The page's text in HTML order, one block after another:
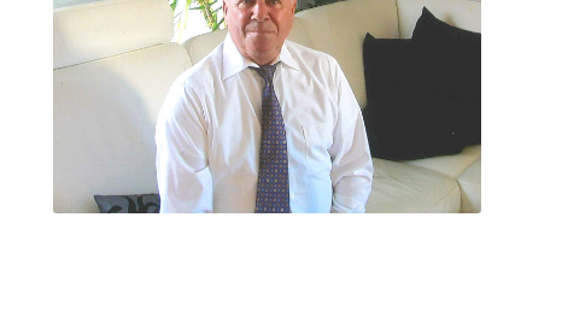
Augenhornhautempfänger Jürgen Baldowski
sieht die Welt wieder farb- und facettenreich.